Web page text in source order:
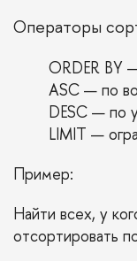
Операторы
ORDER BY
ASC — по
DESC — по
LIMIT —
Пример:
Найти всех, у
отсортировать